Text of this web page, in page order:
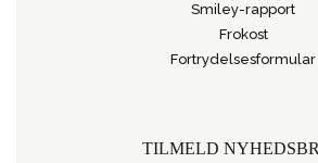
Smiley-rapport
Frokost
Fortrydelsesformular
TILMELD